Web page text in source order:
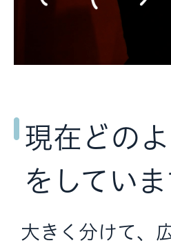
現在どの
をしていま
大きく分けて、